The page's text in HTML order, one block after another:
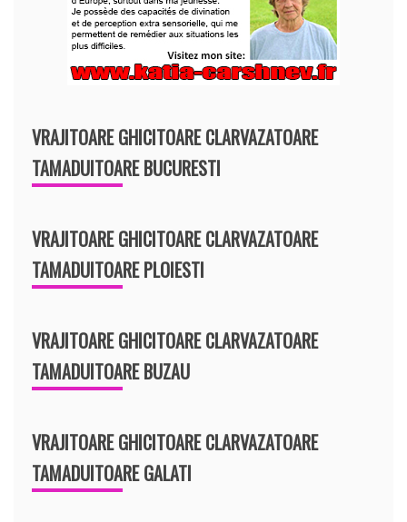
VRAJITOARE GHICITOARE CLARVAZATOARE
TAMADUITOARE BUCURESTI
VRAJITOARE GHICITOARE CLARVAZATOARE
TAMADUITOARE PLOIESTI
VRAJITOARE GHICITOARE CLARVAZATOARE
TAMADUITOARE BUZAU
VRAJITOARE GHICITOARE CLARVAZATOARE
TAMADUITOARE GALATI